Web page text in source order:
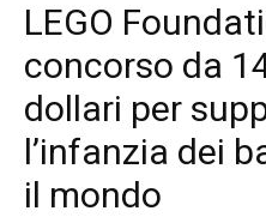
LEGO
concorso da
dollari per
l’infanzia dei
il mondo